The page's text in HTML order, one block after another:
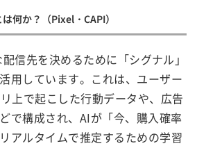
何か？（Pixel・CAPI）
信先を決めるために「シグナル」
用しています。これは、ユーザー
上で起こした行動データや、広告
で構成され、AIが「今、購入確率
アルタイムで推定するための学習